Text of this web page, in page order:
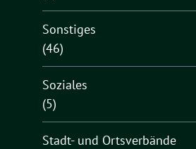
Sonstiges
(46)
Soziales
(5)
Stadt- und Ortsverbände